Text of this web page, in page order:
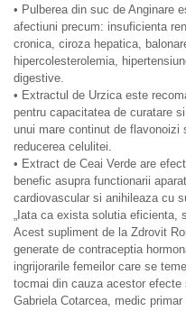
• Pulberea din suc de Anginare
afectiuni precum: insuficienta
cronica, ciroza hepatica,
hipercolesterolemia,
digestive.
• Extractul de Urzica este
pentru capacitatea de curatare
unui mare continut de
reducerea celulitei.
• Extract de Ceai Verde are
benefic asupra functionarii
cardiovascular si anihileaza cu
„Iata ca exista solutia eficienta,
Acest supliment de la Zdrovit
generate de contraceptia
ingrijorarile femeilor care se
tocmai din cauza acestor efecte
Gabriela Cotarcea, medic